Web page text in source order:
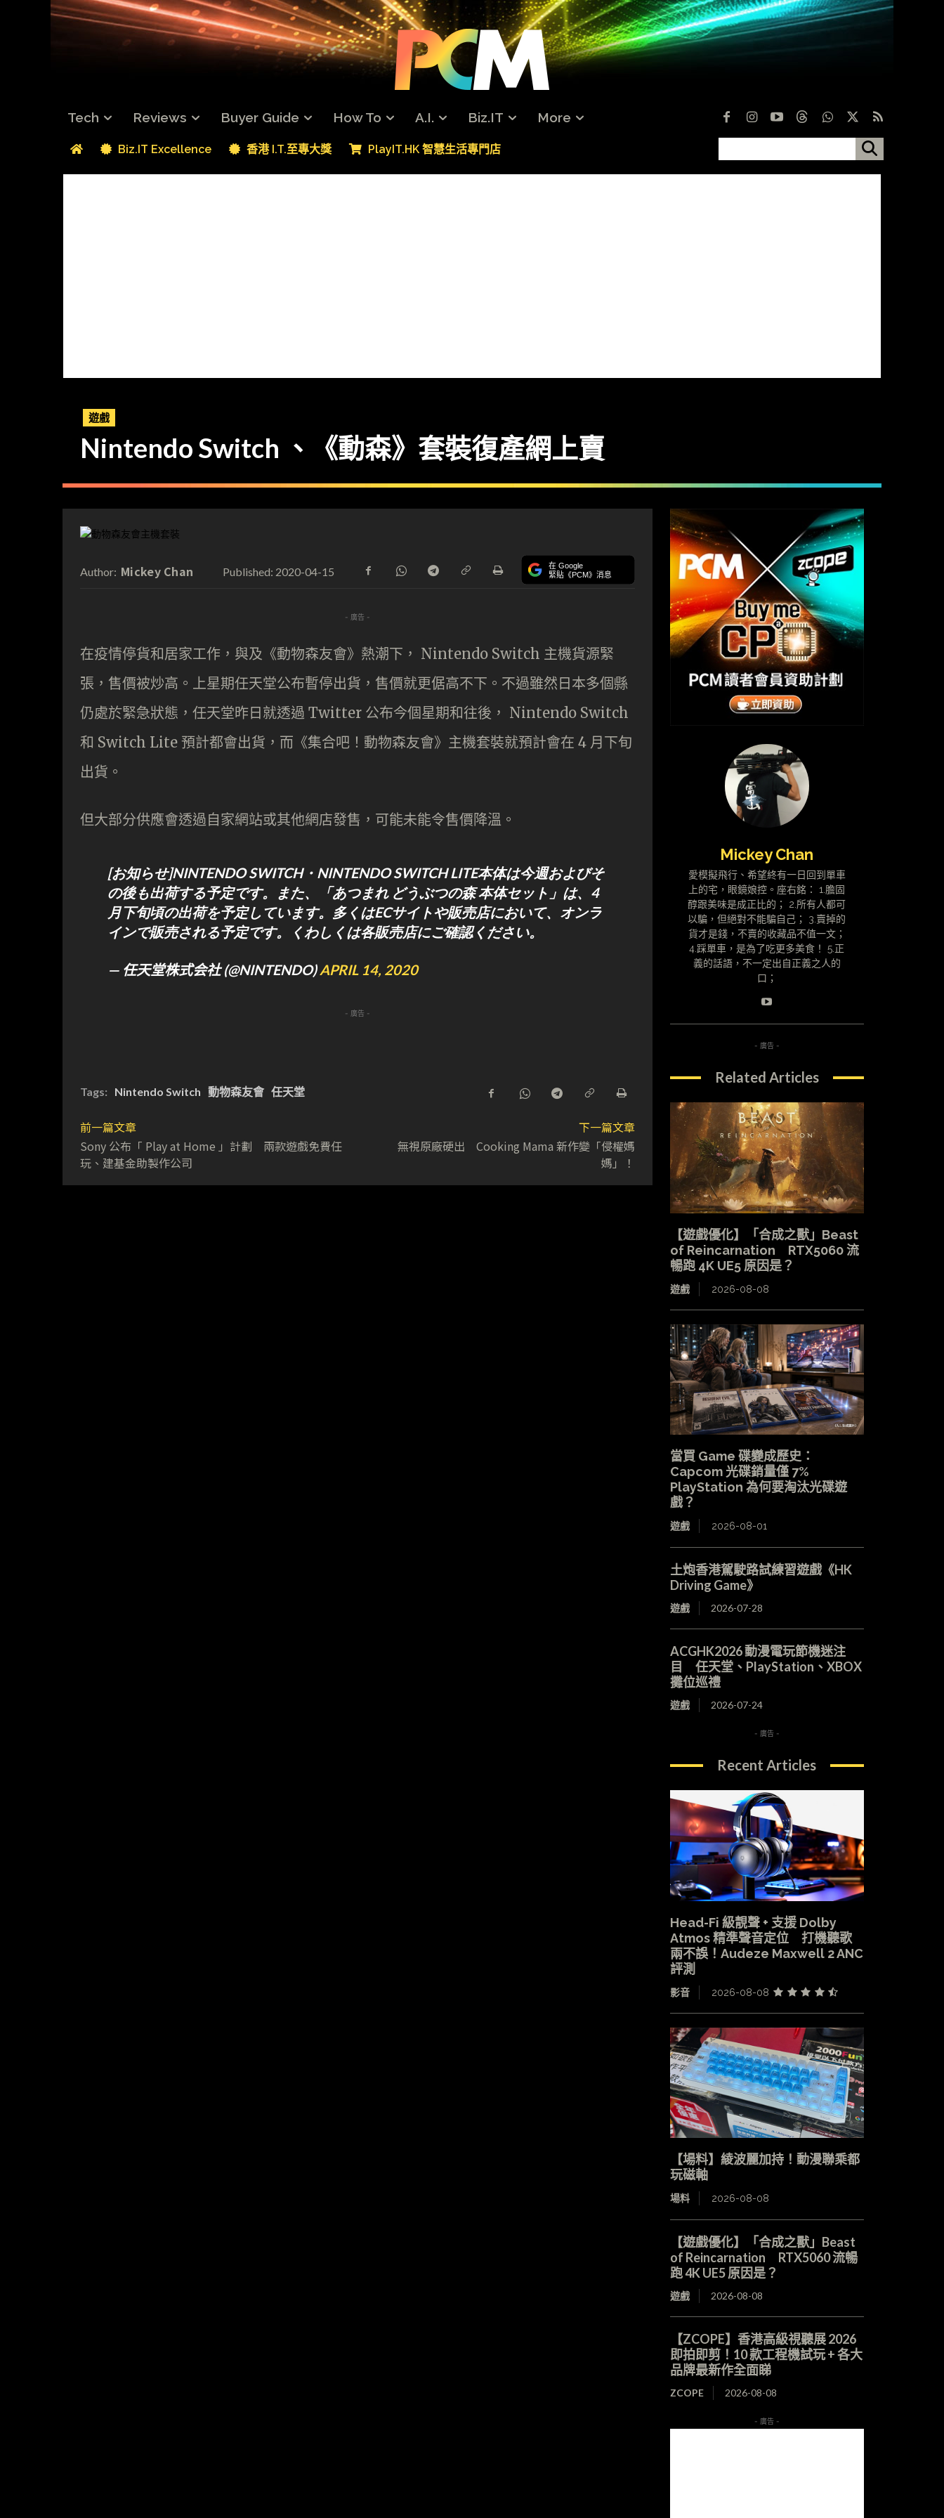
Tech Reviews Buyer Guide How To A.I. Biz.IT More
Biz.IT Excellence 香港 I.T.至專大獎 PlayIT.HK 智慧生活專門店
遊戲
Nintendo Switch 、《動森》套裝復產網上賣
Author: Mickey Chan Published: 2020-04-15 在 Google
緊貼《PCM》消息
- 廣告 -
在疫情停貨和居家工作，與及《動物森友會》熱潮下， Nintendo Switch 主機貨源緊
張，售價被炒高。上星期任天堂公布暫停出貨，售價就更倨高不下。不過雖然日本多個縣
仍處於緊急狀態，任天堂昨日就透過 Twitter 公布今個星期和往後， Nintendo Switch
和 Switch Lite 預計都會出貨，而《集合吧！動物森友會》主機套裝就預計會在 4 月下旬
出貨。
但大部分供應會透過自家網站或其他網店發售，可能未能令售價降溫。
[お知らせ]NINTENDO SWITCH・NINTENDO SWITCH LITE本体は今週およびそ
の後も出荷する予定です。また、「あつまれ どうぶつの森 本体セット」は、4
月下旬頃の出荷を予定しています。多くはECサイトや販売店において、オンラ
インで販売される予定です。くわしくは各販売店にご確認ください。
— 任天堂株式会社 (@NINTENDO)APRIL 14, 2020
- 廣告 -
Tags: Nintendo Switch 動物森友會 任天堂
前一篇文章
Sony 公布「 Play at Home 」計劃 兩款遊戲免費任
玩、建基金助製作公司
下一篇文章
無視原廠硬出 Cooking Mama 新作變「侵權媽
媽」！
Mickey Chan
愛模擬飛行、希望終有一日回到單車
上的宅，眼鏡娘控。座右銘： 1.膽固
醇跟美味是成正比的； 2.所有人都可
以騙，但絕對不能騙自己； 3.賣掉的
貨才是錢，不賣的收藏品不值一文；
4.踩單車，是為了吃更多美食！ 5.正
義的話語，不一定出自正義之人的
口；
- 廣告 -
Related Articles
【遊戲優化】「合成之獸」Beast
of Reincarnation RTX5060 流
暢跑 4K UE5 原因是？
遊戲 2026-08-08
當買 Game 碟變成歷史：
Capcom 光碟銷量僅 7%
PlayStation 為何要淘汰光碟遊
戲？
遊戲 2026-08-01
土炮香港駕駛路試練習遊戲《HK
Driving Game》
遊戲 2026-07-28
ACGHK2026 動漫電玩節機迷注
目 任天堂、PlayStation、XBOX
攤位巡禮
遊戲 2026-07-24
- 廣告 -
Recent Articles
Head-Fi 級靚聲 + 支援 Dolby
Atmos 精準聲音定位 打機聽歌
兩不誤！Audeze Maxwell 2 ANC
評測
影音 2026-08-08
【場料】綾波麗加持！動漫聯乘都
玩磁軸
場料 2026-08-08
【遊戲優化】「合成之獸」Beast
of Reincarnation RTX5060 流暢
跑 4K UE5 原因是？
遊戲 2026-08-08
【ZCOPE】香港高級視聽展 2026
即拍即剪！10 款工程機試玩 + 各大
品牌最新作全面睇
ZCOPE 2026-08-08
- 廣告 -